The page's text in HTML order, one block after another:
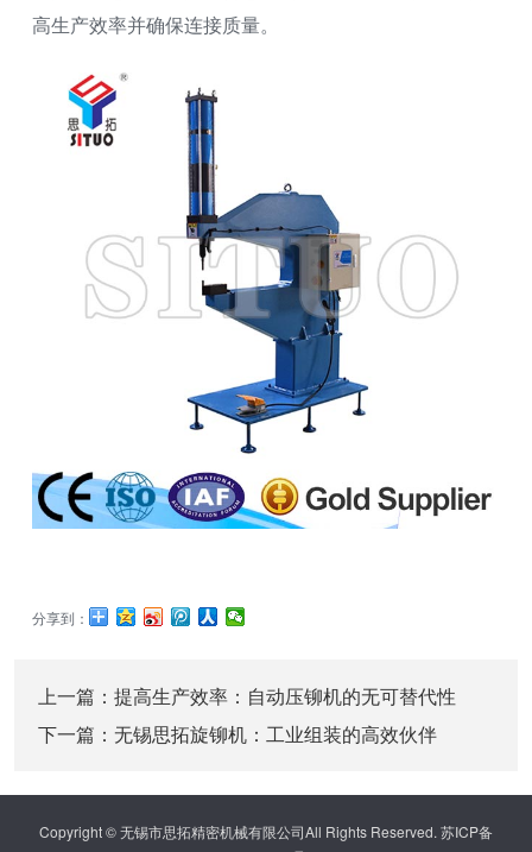
高生产效率并确保连接质量。
分享到：
上一篇： 提高生产效率：自动压铆机的无可替代性
下一篇： 无锡思拓旋铆机：工业组装的高效伙伴
Copyright © 无锡市思拓精密机械有限公司All Rights Reserved. 苏ICP备